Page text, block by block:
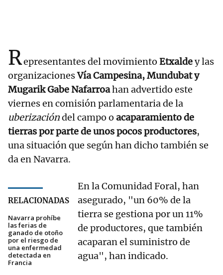
Representantes del movimiento Etxaldey las
organizacionesVía Campesina, Mundubat y
Mugarik Gabe Nafarroahan advertido este
viernes en comisión parlamentaria de la
uberizacióndel campo o acaparamiento de
tierras por parte de unos pocos productores,
una situación que según han dicho también se
da en Navarra.
RELACIONADAS
Navarra prohíbe
las ferias de
ganado de otoño
por el riesgo de
una enfermedad
detectada en
Francia
En la Comunidad Foral, han
asegurado, "un 60% de la
tierra se gestiona por un 11%
de productores, que también
acaparan el suministro de
agua", han indicado.